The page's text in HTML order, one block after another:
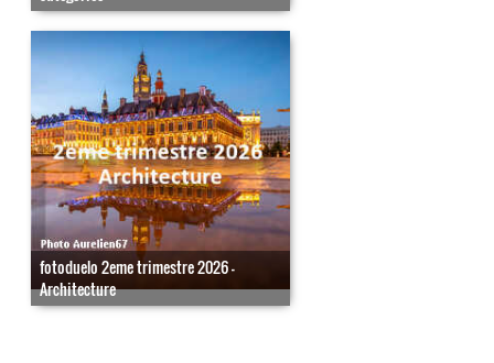
fotoduelo 2eme trimestre 2026 -
Architecture